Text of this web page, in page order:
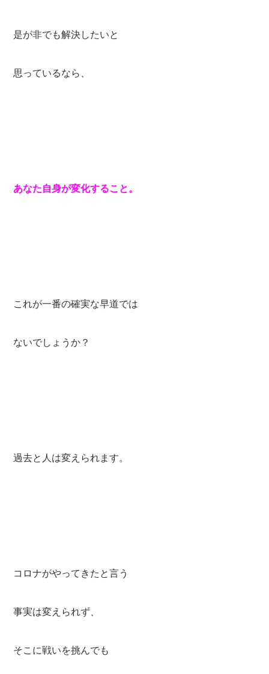
是が非でも解決したいと
思っているなら、
あなた自身が変化すること。
これが一番の確実な早道では
ないでしょうか？
過去と人は変えられます。
コロナがやってきたと言う
事実は変えられず、
そこに戦いを挑んでも